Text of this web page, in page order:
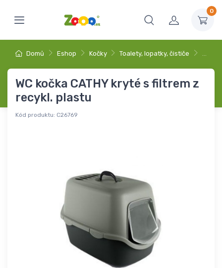
0
Domů Eshop Kočky Toalety, lopatky, čističe …
WC kočka CATHY kryté s filtrem z
recykl. plastu
Kód produktu: C26769